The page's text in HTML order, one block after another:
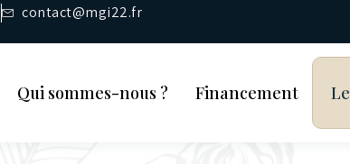
contact@mgi22.fr
Qui sommes-nous ? Financement